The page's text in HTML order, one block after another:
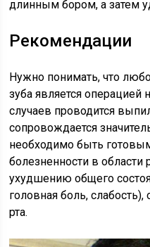
длинным бором, а затем
Рекомендации
Нужно понимать, что
зуба является
случаев проводится
сопровождается
необходимо быть
болезненности в
ухудшению общего
головная боль,
рта.